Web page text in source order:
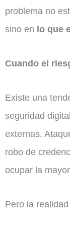
problema no
sino en lo que
Cuando el
Existe una
seguridad
externas.
robo de
ocupar la
Pero la